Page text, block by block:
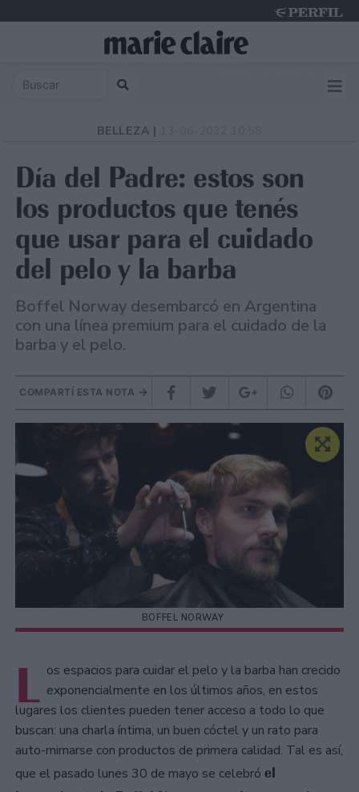
BELLEZA |
Día del Padre: estos son
los productos que tenés
que usar para el cuidado
del pelo y la barba
Boffel Norway desembarcó en Argentina
con una línea premium para el cuidado de la
barba y el pelo.
COMPARTÍ ESTA NOTA
BOFFEL NORWAY
L os espacios para cuidar el pelo y la barba han crecido
exponencialmente en los últimos años, en estos
lugares los clientes pueden tener acceso a todo lo que
buscan: una charla íntima, un buen cóctel y un rato para
auto-mimarse con productos de primera calidad. Tal es así,
que el pasado lunes 30 de mayo se celebró el